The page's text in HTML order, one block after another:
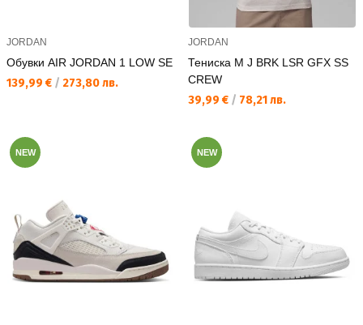
JORDAN
Обувки AIR JORDAN 1 LOW SE
Текуща цена:
139,99 € / 273,80 лв.
JORDAN
Тениска M J BRK LSR GFX SS
CREW
Текуща цена:
39,99 € / 78,21 лв.
NEW NEW